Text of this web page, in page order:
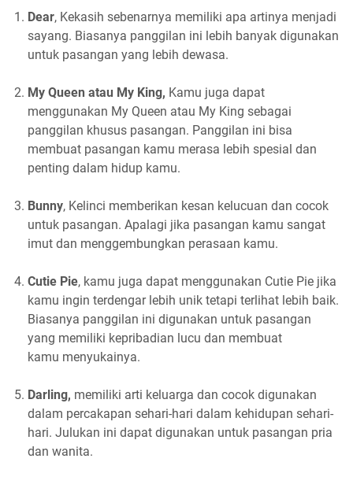
Dear, Kekasih sebenarnya memiliki apa artinya menjadi
sayang. Biasanya panggilan ini lebih banyak digunakan
untuk pasangan yang lebih dewasa.
My Queen atau My King, Kamu juga dapat
menggunakan My Queen atau My King sebagai
panggilan khusus pasangan. Panggilan ini bisa
membuat pasangan kamu merasa lebih spesial dan
penting dalam hidup kamu.
Bunny, Kelinci memberikan kesan kelucuan dan cocok
untuk pasangan. Apalagi jika pasangan kamu sangat
imut dan menggembungkan perasaan kamu.
Cutie Pie, kamu juga dapat menggunakan Cutie Pie jika
kamu ingin terdengar lebih unik tetapi terlihat lebih baik.
Biasanya panggilan ini digunakan untuk pasangan
yang memiliki kepribadian lucu dan membuat
kamu menyukainya.
Darling, memiliki arti keluarga dan cocok digunakan
dalam percakapan sehari-hari dalam kehidupan sehari-
hari. Julukan ini dapat digunakan untuk pasangan pria
dan wanita.